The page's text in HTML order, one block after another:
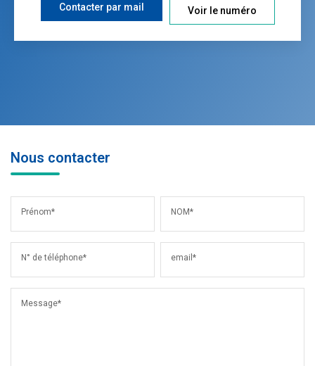
Contacter par mail Voir le numéro
Nous contacter
Prénom* NOM*
N° de téléphone* email*
Message*